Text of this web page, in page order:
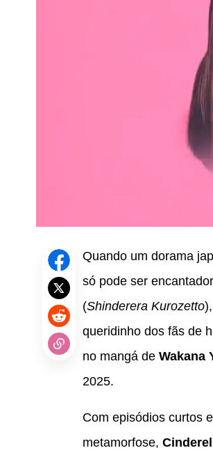
Quando um dorama
só pode ser
(Shinderera Kurozetto
queridinho dos fãs de
no mangá de Wakana
2025.
Com episódios curtos
metamorfose,